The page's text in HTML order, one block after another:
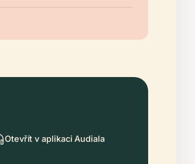
Otevřít v aplikaci Audiala